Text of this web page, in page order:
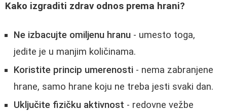
Kako izgraditi zdrav odnos prema hrani?
Ne izbacujte omiljenu hranu - umesto toga,
jedite je u manjim količinama.
Koristite princip umerenosti - nema zabranjene
hrane, samo hrane koju ne treba jesti svaki dan.
Uključite fizičku aktivnost - redovne vežbe